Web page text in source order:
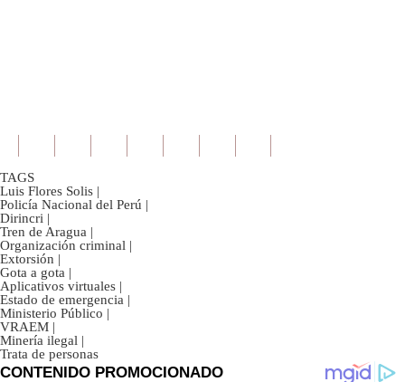
TAGS
Luis Flores Solis |
Policía Nacional del Perú |
Dirincri |
Tren de Aragua |
Organización criminal |
Extorsión |
Gota a gota |
Aplicativos virtuales |
Estado de emergencia |
Ministerio Público |
VRAEM |
Minería ilegal |
Trata de personas